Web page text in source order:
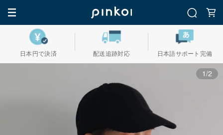
日本円で決済 配送追跡対応 日本語サポート完備
1/2